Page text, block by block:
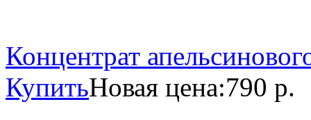
Концентрат
КупитьНовая цена:790 р.